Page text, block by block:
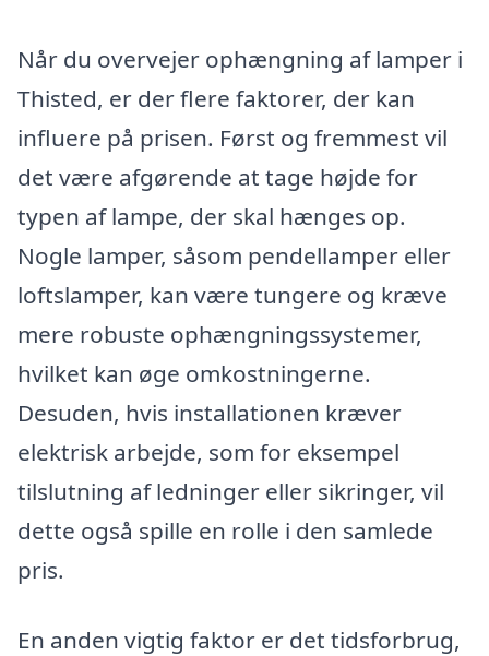
Når du overvejer ophængning af lamper i
Thisted, er der flere faktorer, der kan
influere på prisen. Først og fremmest vil
det være afgørende at tage højde for
typen af lampe, der skal hænges op.
Nogle lamper, såsom pendellamper eller
loftslamper, kan være tungere og kræve
mere robuste ophængningssystemer,
hvilket kan øge omkostningerne.
Desuden, hvis installationen kræver
elektrisk arbejde, som for eksempel
tilslutning af ledninger eller sikringer, vil
dette også spille en rolle i den samlede
pris.
En anden vigtig faktor er det tidsforbrug,